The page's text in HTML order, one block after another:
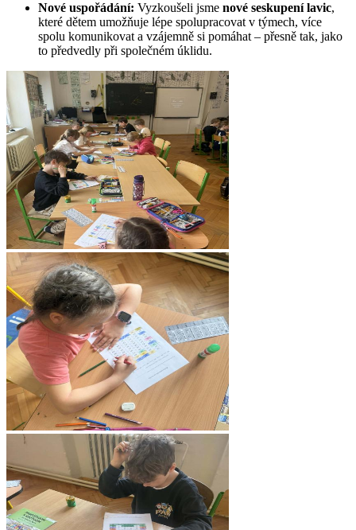
Nové uspořádání: Vyzkoušeli jsme nové seskupení lavic,
které dětem umožňuje lépe spolupracovat v týmech, více
spolu komunikovat a vzájemně si pomáhat – přesně tak, jako
to předvedly při společném úklidu.